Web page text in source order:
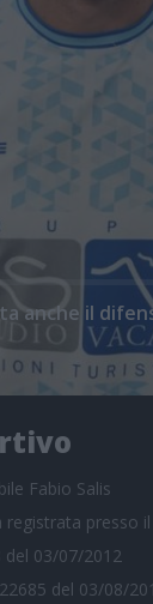
anche il
Fabio Salis
presso
del 03/07/2012
del 03/08/